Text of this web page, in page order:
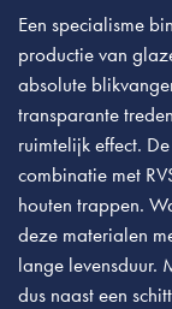
Een specialisme
productie van
absolute
transparante
ruimtelijk effect.
combinatie met
houten trappen.
deze materialen
lange levensduur.
dus naast een